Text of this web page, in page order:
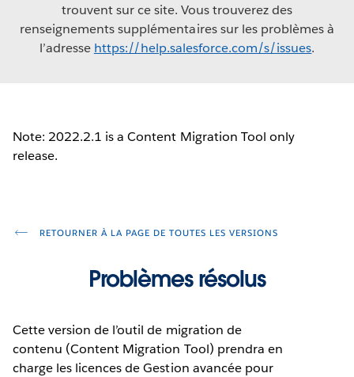
trouvent sur ce site. Vous trouverez des
renseignements supplémentaires sur les problèmes à
l’adresse https://help.salesforce.com/s/issues.
Note: 2022.2.1 is a Content Migration Tool only
release.
RETOURNER À LA PAGE DE TOUTES LES VERSIONS
Problèmes résolus
Cette version de l’outil de migration de
contenu (Content Migration Tool) prendra en
charge les licences de Gestion avancée pour